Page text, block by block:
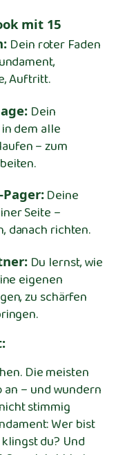
mit 15
Dein roter Faden
Auftritt.
Dein
dem alle
– zum
Deine
Seite –
danach richten.
Du lernst, wie
eigenen
zu schärfen
Die meisten
– und wundern
stimmig
Wer bist
du? Und